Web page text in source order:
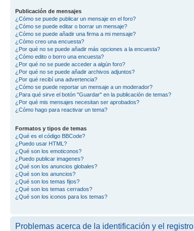
Publicación de mensajes
¿Cómo se puede publicar un mensaje en el foro?
¿Cómo se puede editar o borrar un mensaje?
¿Cómo se puede añadir una firma a mi mensaje?
¿Cómo creo una encuesta?
¿Por qué no se puede añadir más opciones a la encuesta?
¿Cómo edito o borro una encuesta?
¿Por qué no se puede acceder a algún foro?
¿Por qué no se puede añadir archivos adjuntos?
¿Por qué recibí una advertencia?
¿Cómo se puede reportar un mensaje a un moderador?
¿Para qué sirve el botón "Guardar" en la publicación de temas?
¿Por qué mis mensajes necesitan ser aprobados?
¿Cómo hago para reactivar un tema?
Formatos y tipos de temas
¿Qué es el código BBCode?
¿Puedo usar HTML?
¿Qué son los emoticonos?
¿Puedo publicar imagenes?
¿Qué son los anuncios globales?
¿Qué son los anuncios?
¿Qué son los temas fijos?
¿Qué son los temas cerrados?
¿Qué son los iconos para los temas?
Problemas acerca de la identificación y el registro